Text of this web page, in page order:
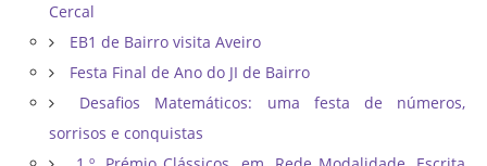
Cercal
EB1 de Bairro visita Aveiro
Festa Final de Ano do JI de Bairro
Desafios Matemáticos: uma festa de números,
sorrisos e conquistas